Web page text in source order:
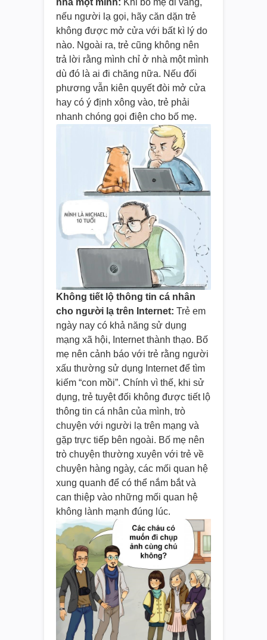
nhà một mình: Khi bố mẹ đi vắng,
nếu người lạ gọi, hãy căn dặn trẻ
không được mở cửa với bất kì lý do
nào. Ngoài ra, trẻ cũng không nên
trả lời rằng mình chỉ ở nhà một mình
dù đó là ai đi chăng nữa. Nếu đối
phương vẫn kiên quyết đòi mở cửa
hay có ý định xông vào, trẻ phải
nhanh chóng gọi điện cho bố mẹ.
Không tiết lộ thông tin cá nhân
cho người lạ trên Internet: Trẻ em
ngày nay có khả năng sử dụng
mạng xã hội, Internet thành thạo. Bố
mẹ nên cảnh báo với trẻ rằng người
xấu thường sử dụng Internet để tìm
kiếm “con mồi”. Chính vì thế, khi sử
dụng, trẻ tuyệt đối không được tiết lộ
thông tin cá nhân của mình, trò
chuyện với người lạ trên mạng và
gặp trực tiếp bên ngoài. Bố mẹ nên
trò chuyện thường xuyên với trẻ về
chuyện hàng ngày, các mối quan hệ
xung quanh để có thể nắm bắt và
can thiệp vào những mối quan hệ
không lành mạnh đúng lúc.